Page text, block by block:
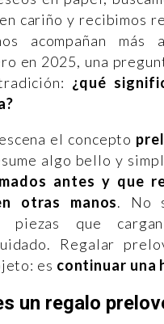
cariño y recibimos
acompañan
en 2025, una
¿qué
el concepto
algo bello y
antes y que
otras manos. No
piezas que
Regalar
es continuar una
un regalo